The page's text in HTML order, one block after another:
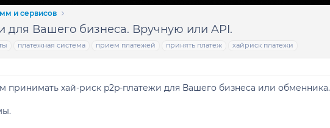
и сервисов
Вашего бизнеса. Вручную или API.
платежная система прием платежей принять платеж хайриск платежи
принимать хай-риск p2p-платежи для Вашего бизнеса или обменника.